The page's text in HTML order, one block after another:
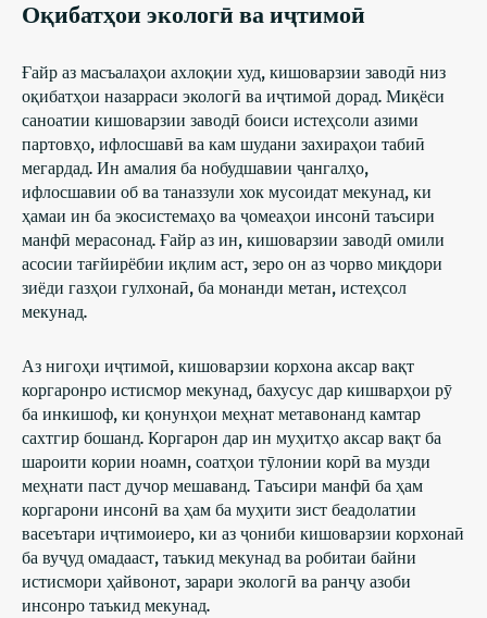
Оқибатҳои экологӣ ва иҷтимоӣ
Ғайр аз масъалаҳои ахлоқии худ, кишоварзии заводӣ низ
оқибатҳои назарраси экологӣ ва иҷтимоӣ дорад. Миқёси
саноатии кишоварзии заводӣ боиси истеҳсоли азими
партовҳо, ифлосшавӣ ва кам шудани захираҳои табиӣ
мегардад. Ин амалия ба нобудшавии ҷангалҳо,
ифлосшавии об ва таназзули хок мусоидат мекунад, ки
ҳамаи ин ба экосистемаҳо ва ҷомеаҳои инсонӣ таъсири
манфӣ мерасонад. Ғайр аз ин, кишоварзии заводӣ омили
асосии тағйирёбии иқлим аст, зеро он аз чорво миқдори
зиёди газҳои гулхонаӣ, ба монанди метан, истеҳсол
мекунад.
Аз нигоҳи иҷтимоӣ, кишоварзии корхона аксар вақт
коргаронро истисмор мекунад, бахусус дар кишварҳои рӯ
ба инкишоф, ки қонунҳои меҳнат метавонанд камтар
сахтгир бошанд. Коргарон дар ин муҳитҳо аксар вақт ба
шароити кории ноамн, соатҳои тӯлонии корӣ ва музди
меҳнати паст дучор мешаванд. Таъсири манфӣ ба ҳам
коргарони инсонӣ ва ҳам ба муҳити зист беадолатии
васеътари иҷтимоиеро, ки аз ҷониби кишоварзии корхонаӣ
ба вуҷуд омадааст, таъкид мекунад ва робитаи байни
истисмори ҳайвонот, зарари экологӣ ва ранҷу азоби
инсонро таъкид мекунад.